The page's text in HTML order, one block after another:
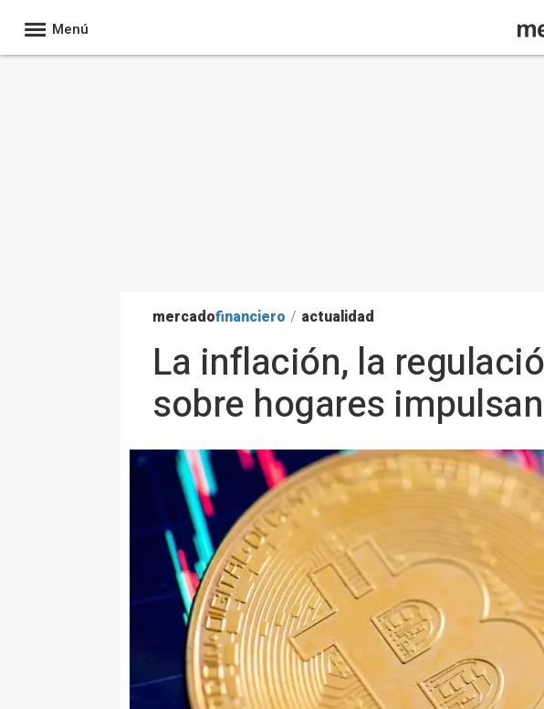
Menú
mercadofinanciero / actualidad
La inflación, la
sobre hogares